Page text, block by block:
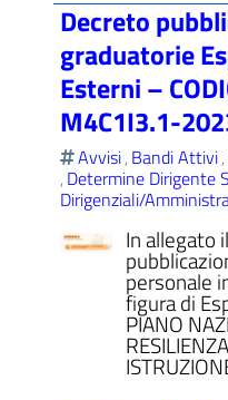
Decreto
graduatorie
Esterni –
M4C1I3.1-
Avvisi, Bandi Attivi,
, Determine Dirigente
Dirigenziali/
In allegato
personale
figura di
PIANO